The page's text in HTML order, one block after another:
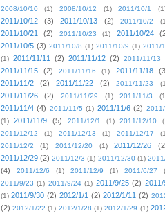
2008/10/10
(1) 2008/10/12 (1) 2011/10/1
2011/10/12
(3) 2011/10/13 (2) 2011/10/2
2011/10/21 (2) 2011/10/23 (1) 2011/10/24
2011/10/5 (3) 2011/10/8 (1) 2011/10/9 (1) 2011/
(1) 2011/11/11 (2) 2011/11/12 (2) 2011/11/13
2011/11/15 (2) 2011/11/16 (1) 2011/11/18
2011/11/2
(2) 2011/11/22 (2) 2011/11/23
2011/11/26 (2) 2011/11/29 (1) 2011/11/3
2011/11/4 (4) 2011/11/5 (1) 2011/11/6 (2)
(1)
2011/11/9 (5) 2011/12/1 (1) 2011/12/10
2011/12/12
(1) 2011/12/13 (1) 2011/12/17
2011/12/2
(1) 2011/12/20 (1) 2011/12/26
2011/12/29 (2) 2011/12/3 (1) 2011/12/30 (1)
(4)
2011/12/6 (1) 2011/12/9 (1) 2011/6/27
2011/9/23 (1) 2011/9/24 (1) 2011/9/25 (2) 2011/
(1) 2011/9/30 (2) 2012/1/1 (2) 2012/1/11 (2)
(2) 2012/1/22 (1) 2012/1/28 (1) 2012/1/29 (1)